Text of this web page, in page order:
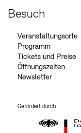
Besuch
Veranstaltungsorte
Programm
Tickets und Preise
Öffnungszeiten
Newsletter
Gefördert durch